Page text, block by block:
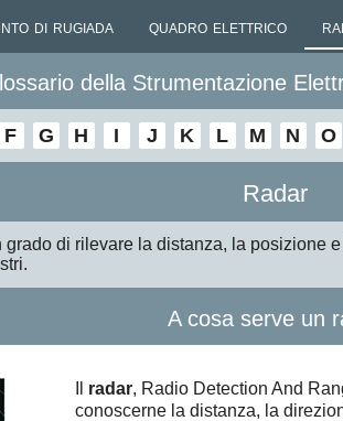
DI RUGIADA QUADRO ELETTRICO
della Strumentazione
F G H I J K L M N O
Radar
grado di rilevare la distanza, la posizione
A cosa serve un
radar, Radio Detection And
conoscerne la distanza, la